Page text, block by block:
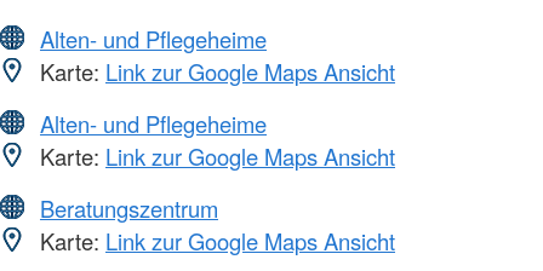
Alten- und Pflegeheime
Karte: Link zur Google Maps Ansicht
Alten- und Pflegeheime
Karte: Link zur Google Maps Ansicht
Beratungszentrum
Karte: Link zur Google Maps Ansicht